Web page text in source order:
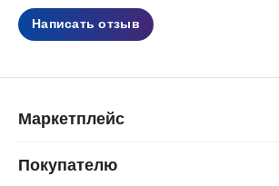
Написать отзыв
Маркетплейс
Покупателю